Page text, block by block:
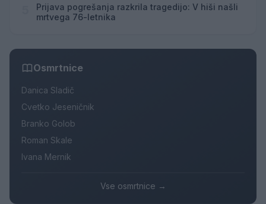
Prijava pogrešanja razkrila tragedijo: V hiši našli
mrtvega 76-letnika
Osmrtnice
Danica Sladič
Cvetko Jeseničnik
Branko Golob
Roman Skale
Ivana Mernik
Vse osmrtnice →